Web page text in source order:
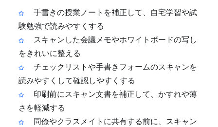
手書きの授業ノートを補正して、自宅学習や試
験勉強で読みやすくする
スキャンした会議メモやホワイトボードの写し
をきれいに整える
チェックリストや手書きフォームのスキャンを
読みやすくして確認しやすくする
印刷前にスキャン文書を補正して、かすれや薄
さを軽減する
同僚やクラスメイトに共有する前に、スキャン